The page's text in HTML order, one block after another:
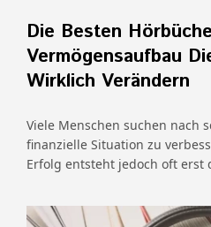
Die Besten
Vermögensaufbau
Wirklich Verändern
Viele Menschen suchen nach
finanzielle Situation zu
Erfolg entsteht jedoch oft erst